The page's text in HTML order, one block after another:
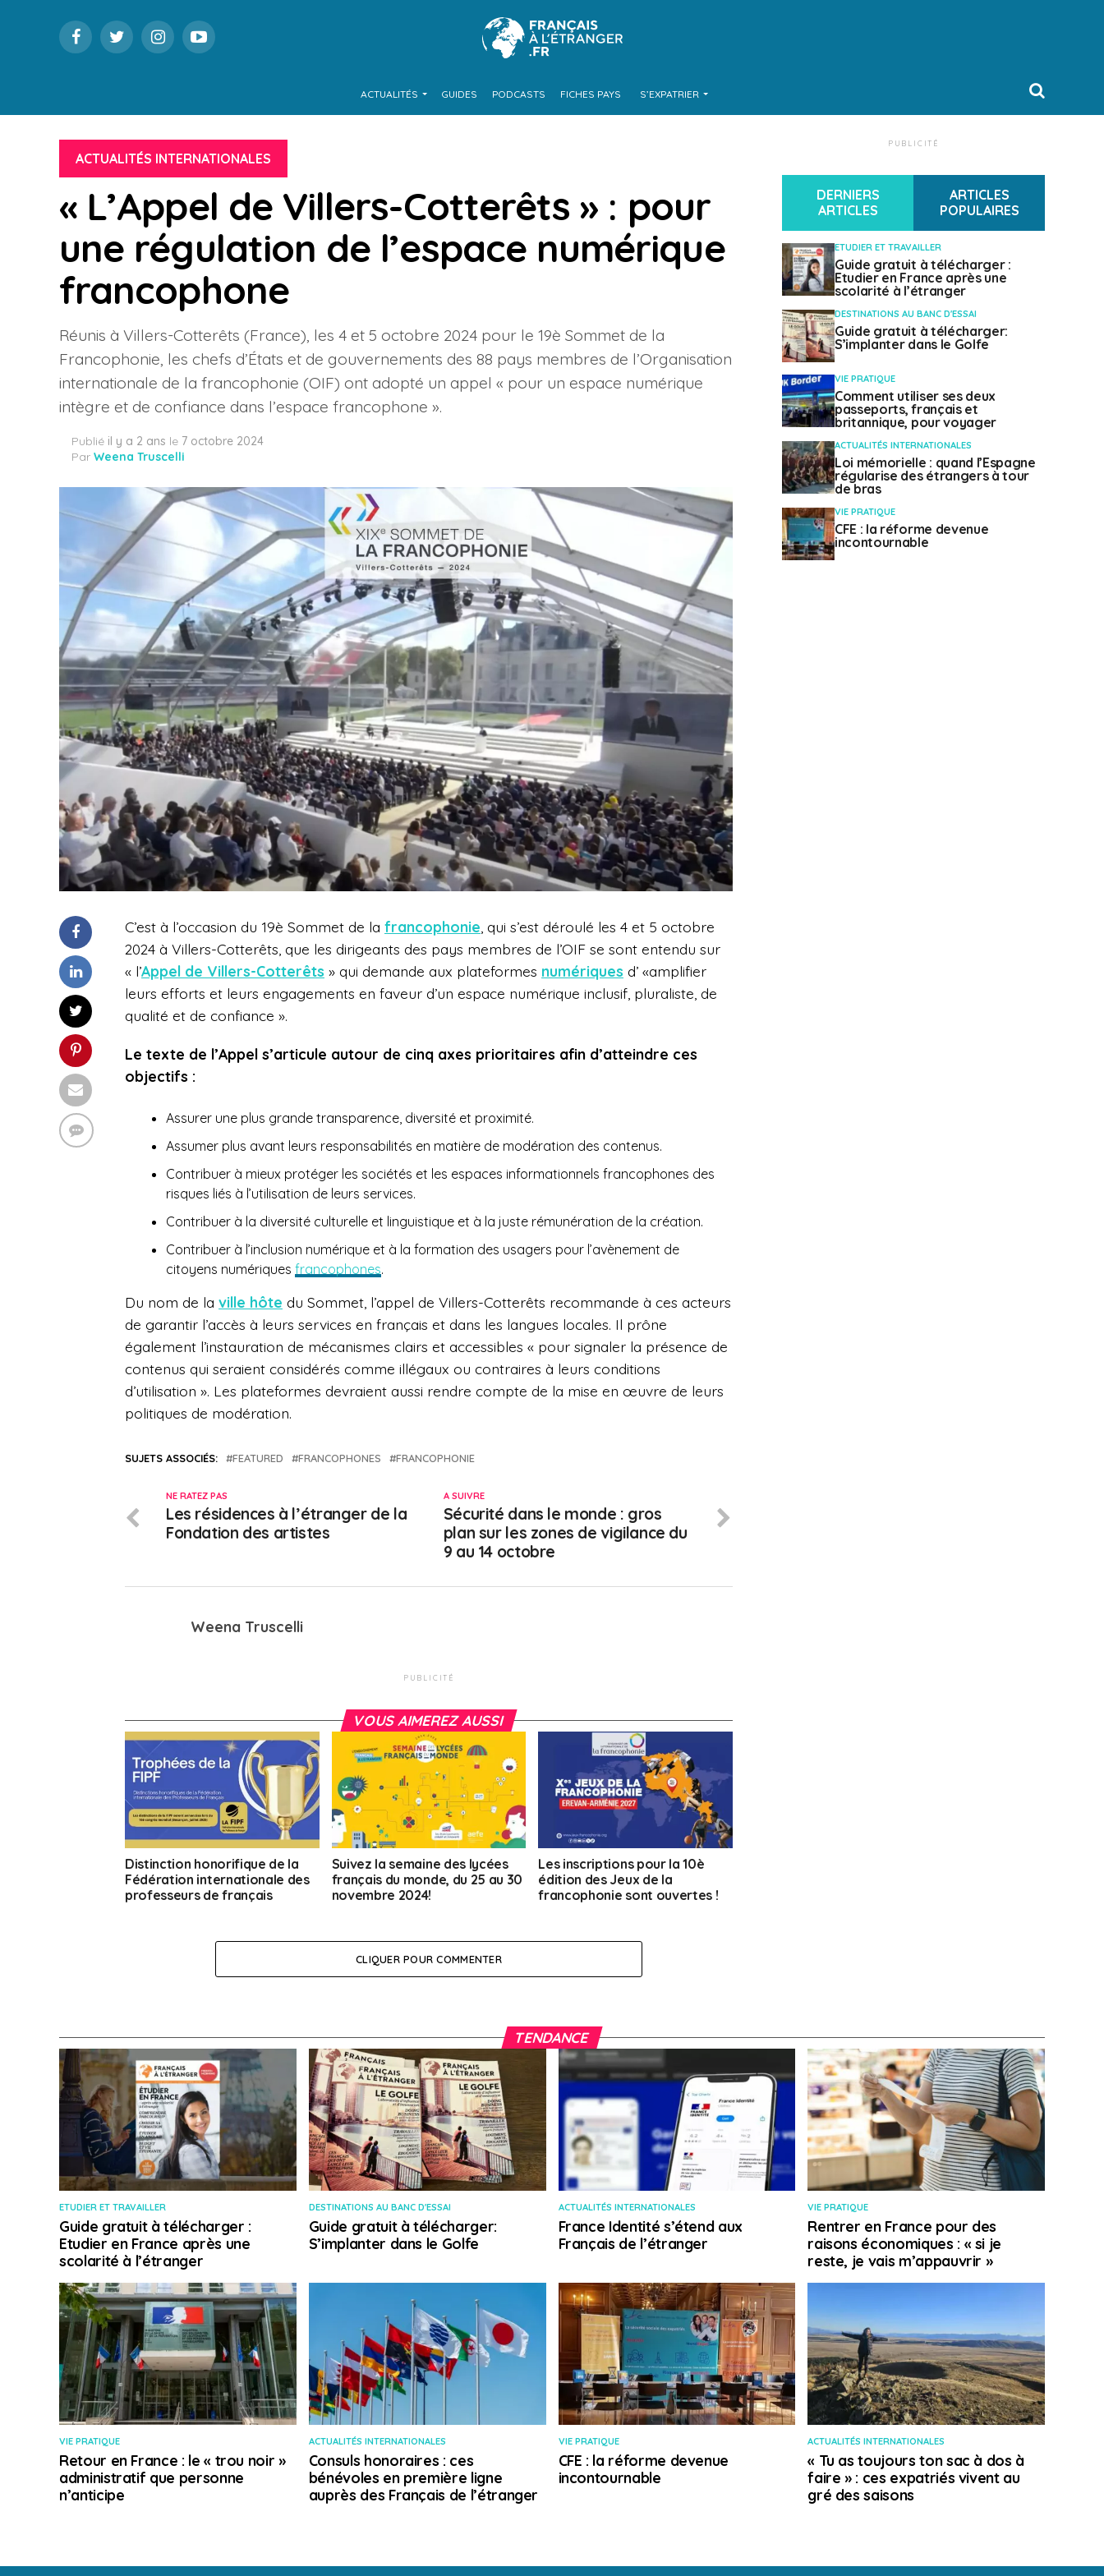
ACTUALITÉS GUIDES PODCASTS FICHES PAYS S’EXPATRIER
ACTUALITÉS INTERNATIONALES
« L’Appel de Villers-Cotterêts » : pour
une régulation de l’espace numérique
francophone
Réunis à Villers-Cotterêts (France), les 4 et 5 octobre 2024 pour le 19è Sommet de la
Francophonie, les chefs d’États et de gouvernements des 88 pays membres de l’Organisation
internationale de la francophonie (OIF) ont adopté un appel « pour un espace numérique
intègre et de confiance dans l’espace francophone ».
Publié il y a 2 ans le 7 octobre 2024
Par Weena Truscelli
C’est à l’occasion du 19è Sommet de la francophonie , qui s’est déroulé les 4 et 5 octobre
2024 à Villers-Cotterêts, que les dirigeants des pays membres de l’OIF se sont entendu sur
« l’Appel de Villers-Cotterêts » qui demande aux plateformes numériques d’ «amplifier
leurs efforts et leurs engagements en faveur d’un espace numérique inclusif, pluraliste, de
qualité et de confiance ».
Le texte de l’Appel s’articule autour de cinq axes prioritaires afin d’atteindre ces
objectifs :
Assurer une plus grande transparence, diversité et proximité.
Assumer plus avant leurs responsabilités en matière de modération des contenus.
Contribuer à mieux protéger les sociétés et les espaces informationnels francophones des
risques liés à l’utilisation de leurs services.
Contribuer à la diversité culturelle et linguistique et à la juste rémunération de la création.
Contribuer à l’inclusion numérique et à la formation des usagers pour l’avènement de
citoyens numériques francophones.
Du nom de la ville hôte du Sommet, l’appel de Villers-Cotterêts recommande à ces acteurs
de garantir l’accès à leurs services en français et dans les langues locales. Il prône
également l’instauration de mécanismes clairs et accessibles « pour signaler la présence de
contenus qui seraient considérés comme illégaux ou contraires à leurs conditions
d’utilisation ». Les plateformes devraient aussi rendre compte de la mise en œuvre de leurs
politiques de modération.
SUJETS ASSOCIÉS: FEATURED FRANCOPHONES FRANCOPHONIE
A SUIVRE
Sécurité dans le monde : gros
plan sur les zones de vigilance du
9 au 14 octobre
NE RATEZ PAS
Les résidences à l’étranger de la
Fondation des artistes
Weena Truscelli
PUBLICITÉ
VOUS AIMEREZ AUSSI
Distinction honorifique de la
Fédération internationale des
professeurs de français
Suivez la semaine des lycées
français du monde, du 25 au 30
novembre 2024!
Les inscriptions pour la 10è
édition des Jeux de la
francophonie sont ouvertes !
CLIQUER POUR COMMENTER
PUBLICITÉ
DERNIERS
ARTICLES
ARTICLES
POPULAIRES
ETUDIER ET TRAVAILLER
Guide gratuit à télécharger :
Etudier en France après une
scolarité à l’étranger
DESTINATIONS AU BANC D'ESSAI
Guide gratuit à télécharger:
S’implanter dans le Golfe
VIE PRATIQUE
Comment utiliser ses deux
passeports, français et
britannique, pour voyager
ACTUALITÉS INTERNATIONALES
Loi mémorielle : quand l’Espagne
régularise des étrangers à tour
de bras
VIE PRATIQUE
CFE : la réforme devenue
incontournable
TENDANCE
ETUDIER ET TRAVAILLER
Guide gratuit à télécharger :
Etudier en France après une
scolarité à l’étranger
DESTINATIONS AU BANC D'ESSAI
Guide gratuit à télécharger:
S’implanter dans le Golfe
ACTUALITÉS INTERNATIONALES
France Identité s’étend aux
Français de l’étranger
VIE PRATIQUE
Rentrer en France pour des
raisons économiques : « si je
reste, je vais m’appauvrir »
VIE PRATIQUE
Retour en France : le « trou noir »
administratif que personne
n’anticipe
ACTUALITÉS INTERNATIONALES
Consuls honoraires : ces
bénévoles en première ligne
auprès des Français de l’étranger
VIE PRATIQUE
CFE : la réforme devenue
incontournable
ACTUALITÉS INTERNATIONALES
« Tu as toujours ton sac à dos à
faire » : ces expatriés vivent au
gré des saisons